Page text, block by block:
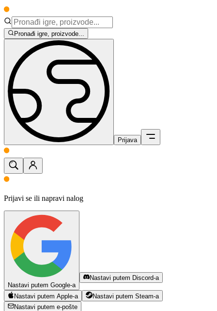
Pronađi igre, proizvode...
Prijava
Prijavi se ili napravi nalog
Nastavi putem Google-a
Nastavi putem Discord-a
Nastavi putem Apple-a
Nastavi putem Steam-a
Nastavi putem e-pošte